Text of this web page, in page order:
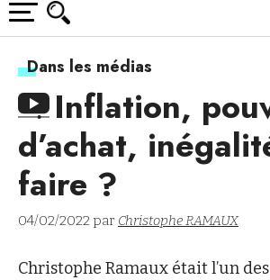
Dans les médias
Inflation,
d’achat,
faire ?
04/02/2022 par Christophe RAMAUX
Christophe Ramaux était l’un